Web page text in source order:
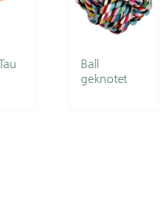
Ball
geknotet